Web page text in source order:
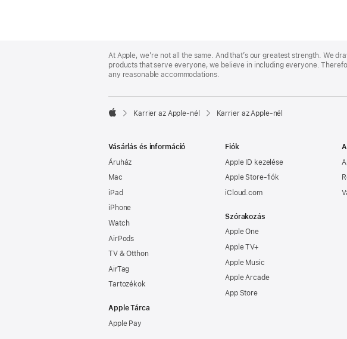
Footer
At Apple, we’re not all the same. And that’s our greatest strength. We
products that serve everyone, we believe in including everyone.
any reasonable accommodations.

Karrier az Apple‑nél Karrier az Apple‑nél
Vásárlás és információ
Áruház
Mac
iPad
iPhone
Watch
AirPods
TV & Otthon
AirTag
Tartozékok
Apple Tárca
Apple Pay
Fiók
Apple ID kezelése
Apple Store-fiók
iCloud.com
Szórakozás
Apple One
Apple TV+
Apple Music
Apple Arcade
App Store